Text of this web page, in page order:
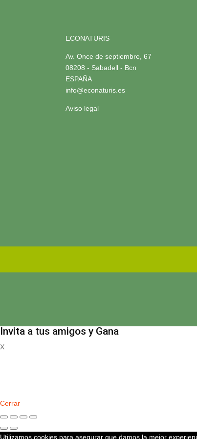
ECONATURIS
Av. Once de septiembre, 67
08208 - Sabadell - Bcn
ESPAÑA
info@econaturis.es
Aviso legal
Invita a tus amigos y Gana
X
Cerrar
Utilizamos cookies para asegurar que damos la mejor